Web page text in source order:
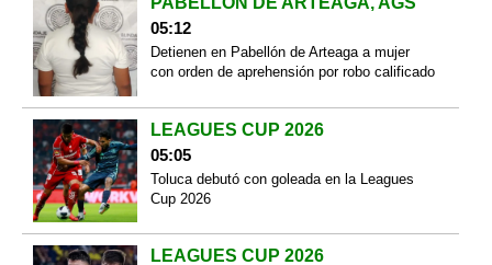
05:12
Detienen en Pabellón de Arteaga a mujer
con orden de aprehensión por robo calificado
LEAGUES CUP 2026
05:05
Toluca debutó con goleada en la Leagues
Cup 2026
LEAGUES CUP 2026